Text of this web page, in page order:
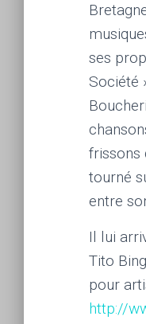
ses
Société
frissons
tourné
entre
Il lui
Tito
pour
http://